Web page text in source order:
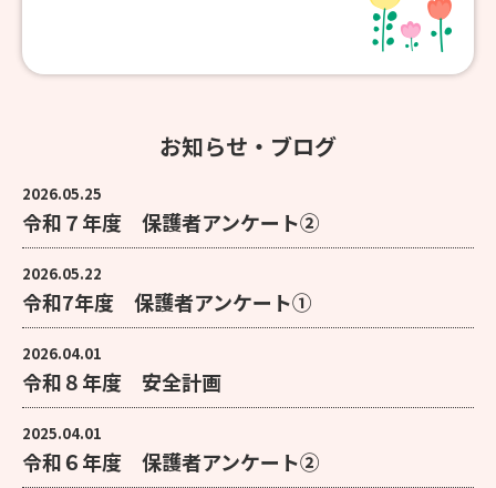
お知らせ・ブログ
2026.05.25
令和７年度 保護者アンケート②
2026.05.22
令和7年度 保護者アンケート①
2026.04.01
令和８年度 安全計画
2025.04.01
令和６年度 保護者アンケート②